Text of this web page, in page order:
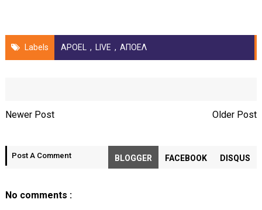
Labels APOEL , LIVE , ΑΠΟΕΛ
Newer Post Older Post
Post A Comment BLOGGER FACEBOOK DISQUS
No comments :